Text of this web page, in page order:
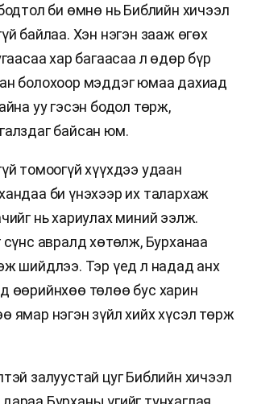
би өмнө нь Библийн хичээл
байлаа. Хэн нэгэн зааж өгөх
хар багаасаа л өдөр бүр
болохоор мэддэг юмаа дахиад
уу гэсэн бодол төрж,
байсан юм.
томоогүй хүүхдээ удаан
би үнэхээр их талархаж
нь хариулах миний ээлж.
сүнс авралд хөтөлж, Бурханаа
шийдлээ. Тэр үед л надад анх
өөрийнхөө төлөө бус харин
ямар нэгэн зүйл хийх хүсэл төрж
залуустай цуг Библийн хичээл